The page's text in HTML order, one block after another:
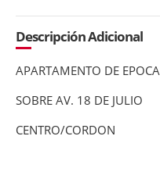
Descripción Adicional
APARTAMENTO DE EPOCA
SOBRE AV. 18 DE JULIO
CENTRO/CORDON